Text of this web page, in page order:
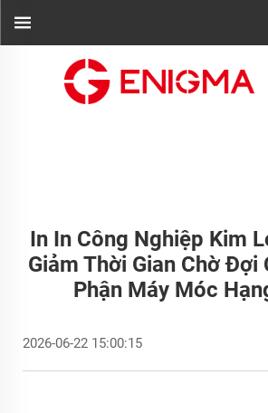
In In Công Nghiệp Kim
Giảm Thời Gian Chờ Đợi
Phận Máy Móc
2026-06-22 15:00:15